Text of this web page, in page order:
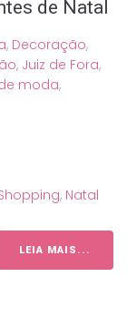
de Natal
, Decoração,
, Juiz de Fora,
moda,
, Natal
LEIA MAIS...